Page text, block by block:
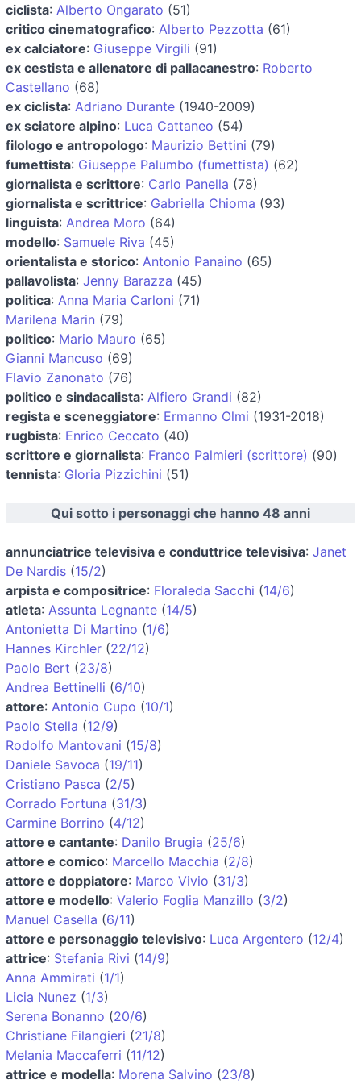
ciclista: Alberto Ongarato (51)
critico cinematografico: Alberto Pezzotta (61)
ex calciatore: Giuseppe Virgili (91)
ex cestista e allenatore di pallacanestro: Roberto
Castellano (68)
ex ciclista: Adriano Durante (1940-2009)
ex sciatore alpino: Luca Cattaneo (54)
filologo e antropologo: Maurizio Bettini (79)
fumettista: Giuseppe Palumbo (fumettista) (62)
giornalista e scrittore: Carlo Panella (78)
giornalista e scrittrice: Gabriella Chioma (93)
linguista: Andrea Moro (64)
modello: Samuele Riva (45)
orientalista e storico: Antonio Panaino (65)
pallavolista: Jenny Barazza (45)
politica: Anna Maria Carloni (71)
Marilena Marin (79)
politico: Mario Mauro (65)
Gianni Mancuso (69)
Flavio Zanonato (76)
politico e sindacalista: Alfiero Grandi (82)
regista e sceneggiatore: Ermanno Olmi (1931-2018)
rugbista: Enrico Ceccato (40)
scrittore e giornalista: Franco Palmieri (scrittore) (90)
tennista: Gloria Pizzichini (51)
Qui sotto i personaggi che hanno 48 anni
annunciatrice televisiva e conduttrice televisiva: Janet
De Nardis (15/2)
arpista e compositrice: Floraleda Sacchi (14/6)
atleta: Assunta Legnante (14/5)
Antonietta Di Martino (1/6)
Hannes Kirchler (22/12)
Paolo Bert (23/8)
Andrea Bettinelli (6/10)
attore: Antonio Cupo (10/1)
Paolo Stella (12/9)
Rodolfo Mantovani (15/8)
Daniele Savoca (19/11)
Cristiano Pasca (2/5)
Corrado Fortuna (31/3)
Carmine Borrino (4/12)
attore e cantante: Danilo Brugia (25/6)
attore e comico: Marcello Macchia (2/8)
attore e doppiatore: Marco Vivio (31/3)
attore e modello: Valerio Foglia Manzillo (3/2)
Manuel Casella (6/11)
attore e personaggio televisivo: Luca Argentero (12/4)
attrice: Stefania Rivi (14/9)
Anna Ammirati (1/1)
Licia Nunez (1/3)
Serena Bonanno (20/6)
Christiane Filangieri (21/8)
Melania Maccaferri (11/12)
attrice e modella: Morena Salvino (23/8)